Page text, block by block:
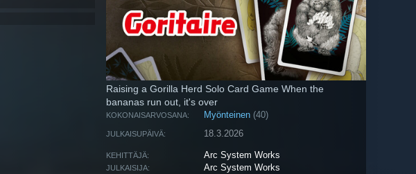
Raising a Gorilla Herd Solo Card Game When the
bananas run out, it's over
KOKONAISARVOSANA: Myönteinen (40)
JULKAISUPÄIVÄ: 18.3.2026
KEHITTÄJÄ: Arc System Works
JULKAISIJA: Arc System Works